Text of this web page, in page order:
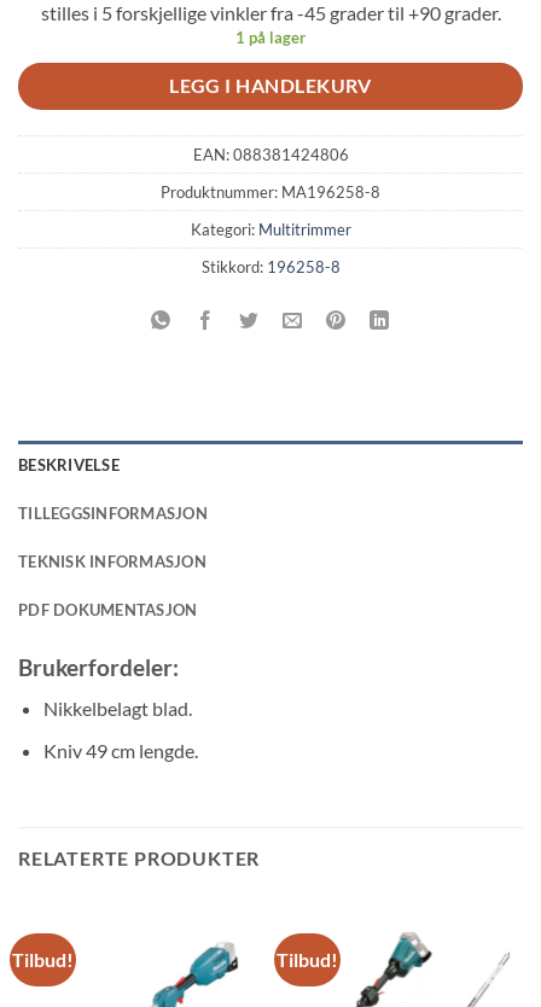
stilles i 5 forskjellige vinkler fra -45 grader til +90 grader.
1 på lager
LEGG I HANDLEKURV
EAN:088381424806
Produktnummer: MA196258-8
Kategori: Multitrimmer
Stikkord: 196258-8
BESKRIVELSE
TILLEGGSINFORMASJON
TEKNISK INFORMASJON
PDF DOKUMENTASJON
Brukerfordeler:
Nikkelbelagt blad.
Kniv 49 cm lengde.
RELATERTE PRODUKTER
Tilbud! Tilbud!